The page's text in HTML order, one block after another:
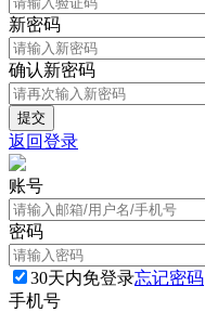
新密码
确认新密码
返回登录
账号
密码
30天内免登录忘记密码
手机号